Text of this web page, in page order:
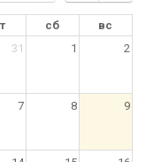
сб
вс
31 1 2
7 8 9